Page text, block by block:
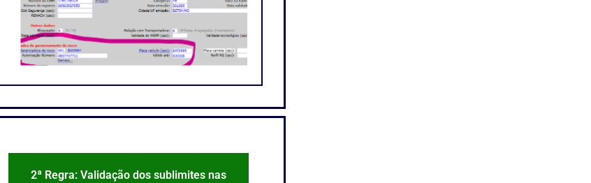
2ª Regra: Validação dos sublimites nas